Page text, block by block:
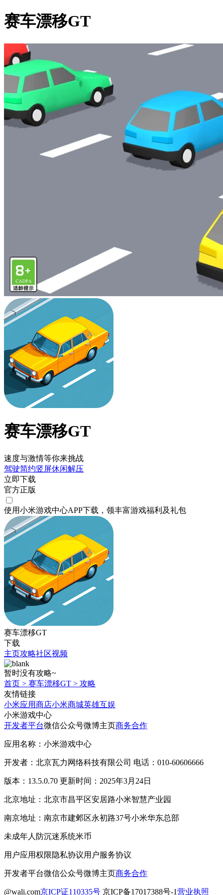
赛车漂移GT
赛车漂移GT
速度与激情等你来挑战
驾驶简约竖屏休闲解压
立即下载
官方正版
使用小米游戏中心APP下载 ，领丰富游戏福利 及礼包
赛车漂移GT
下载
主页攻略社区视频
暂时没有攻略~
首页 > 赛车漂移GT > 攻略
友情链接
小米应用商店小米商城英雄互娱
小米游戏中心
开发者平台微信公众号微博主页商务合作
应用名称：小米游戏中心
开发者：北京瓦力网络科技有限公司 电话：010-60606666
版本：13.5.0.70 更新时间：2025年3月24日
北京地址：北京市昌平区安居路小米智慧产业园
南京地址：南京市建邺区永初路37号小米华东总部
未成年人防沉迷系统米币
用户应用权限隐私协议用户服务协议
开发者平台微信公众号微博主页商务合作
@wali.com京ICP证110335号 京ICP备17017388号-1营业执照